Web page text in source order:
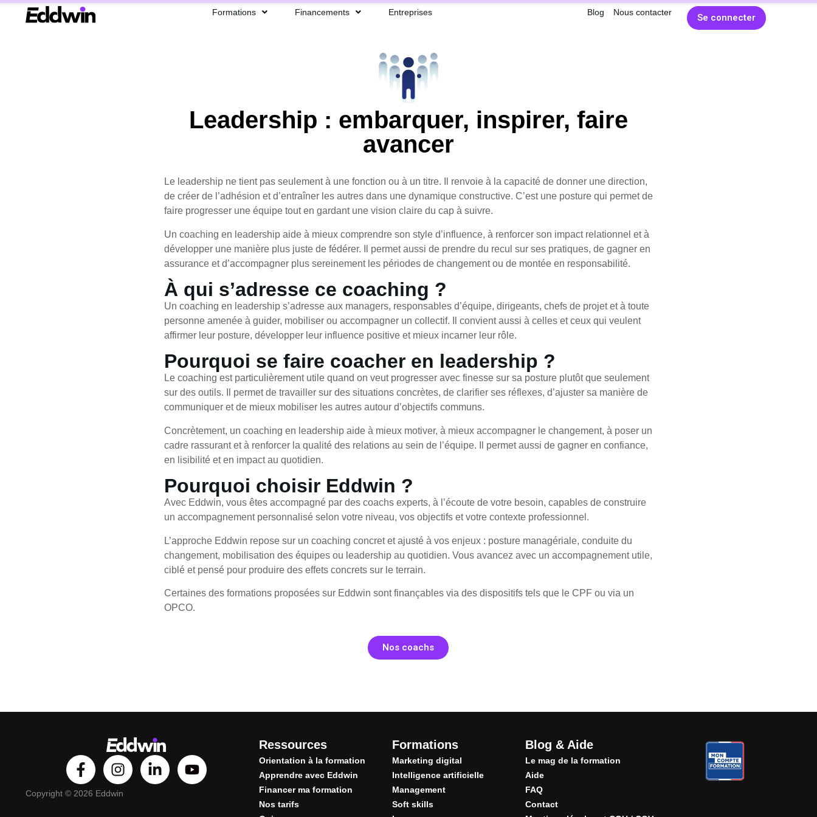
Formations Financements Entreprises Blog Nous contacter Se connecter
Leadership : embarquer, inspirer, faire
avancer
Le leadership ne tient pas seulement à une fonction ou à un titre. Il renvoie à la capacité de donner une direction,
de créer de l’adhésion et d’entraîner les autres dans une dynamique constructive. C’est une posture qui permet de
faire progresser une équipe tout en gardant une vision claire du cap à suivre.
Un coaching en leadership aide à mieux comprendre son style d’influence, à renforcer son impact relationnel et à
développer une manière plus juste de fédérer. Il permet aussi de prendre du recul sur ses pratiques, de gagner en
assurance et d’accompagner plus sereinement les périodes de changement ou de montée en responsabilité.
À qui s’adresse ce coaching ?
Un coaching en leadership s’adresse aux managers, responsables d’équipe, dirigeants, chefs de projet et à toute
personne amenée à guider, mobiliser ou accompagner un collectif. Il convient aussi à celles et ceux qui veulent
affirmer leur posture, développer leur influence positive et mieux incarner leur rôle.
Pourquoi se faire coacher en leadership ?
Le coaching est particulièrement utile quand on veut progresser avec finesse sur sa posture plutôt que seulement
sur des outils. Il permet de travailler sur des situations concrètes, de clarifier ses réflexes, d’ajuster sa manière de
communiquer et de mieux mobiliser les autres autour d’objectifs communs.
Concrètement, un coaching en leadership aide à mieux motiver, à mieux accompagner le changement, à poser un
cadre rassurant et à renforcer la qualité des relations au sein de l’équipe. Il permet aussi de gagner en confiance,
en lisibilité et en impact au quotidien.
Pourquoi choisir Eddwin ?
Avec Eddwin, vous êtes accompagné par des coachs experts, à l’écoute de votre besoin, capables de construire
un accompagnement personnalisé selon votre niveau, vos objectifs et votre contexte professionnel.
L’approche Eddwin repose sur un coaching concret et ajusté à vos enjeux : posture managériale, conduite du
changement, mobilisation des équipes ou leadership au quotidien. Vous avancez avec un accompagnement utile,
ciblé et pensé pour produire des effets concrets sur le terrain.
Certaines des formations proposées sur Eddwin sont finançables via des dispositifs tels que le CPF ou via un
OPCO.
Nos coachs
Copyright © 2026 Eddwin
Ressources
Orientation à la formation
Apprendre avec Eddwin
Financer ma formation
Nos tarifs
Formations
Marketing digital
Intelligence artificielle
Management
Soft skills
Blog & Aide
Le mag de la formation
Aide
FAQ
Contact